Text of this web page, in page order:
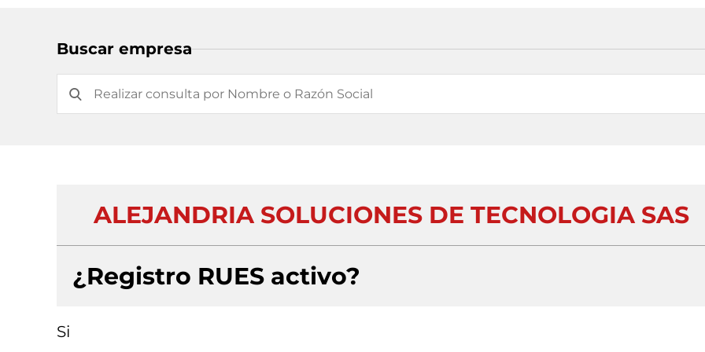
Buscar empresa
ALEJANDRIA SOLUCIONES DE TECNOLOGIA SAS
¿Registro RUES activo?
Si